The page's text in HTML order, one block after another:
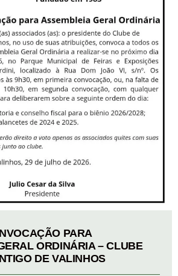
PARA
ORDINÁRIA – CLUBE
DE VALINHOS